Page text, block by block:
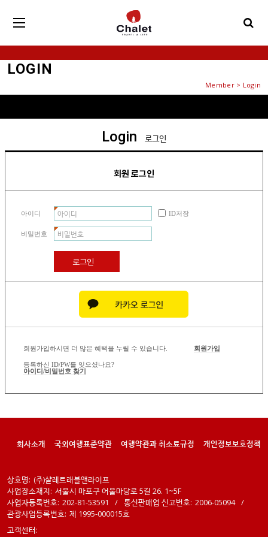
LOGIN
Member > Login
Login 로그인
회원 로그인
아이디 ID저장
비밀번호
로그인
회원가입하시면 더 많은 혜택을 누릴 수 있습니다. 회원가입
등록하신 ID/PW를 잊으셨나요?
아이디/비밀번호 찾기
회사소개 국외여행표준약관 여행약관과 취소료규정 개인정보보호정책
상호명: (주)샬레트래블앤라이프
사업장소재지: 서울시 마포구 어울마당로 5길 26. 1~5F
사업자등록번호: 202-81-53591 / 통신판매업 신고번호: 2006-05094 /
관광사업등록번호: 제 1995-000015호
고객센터: